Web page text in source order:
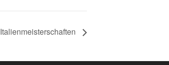
Italienmeisterschaften